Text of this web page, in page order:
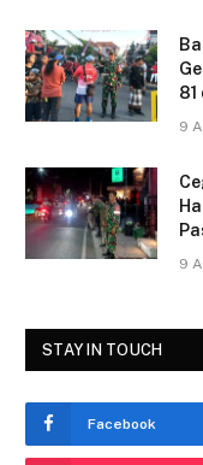
o
k
9
9
STAY IN TOUCH
Facebook